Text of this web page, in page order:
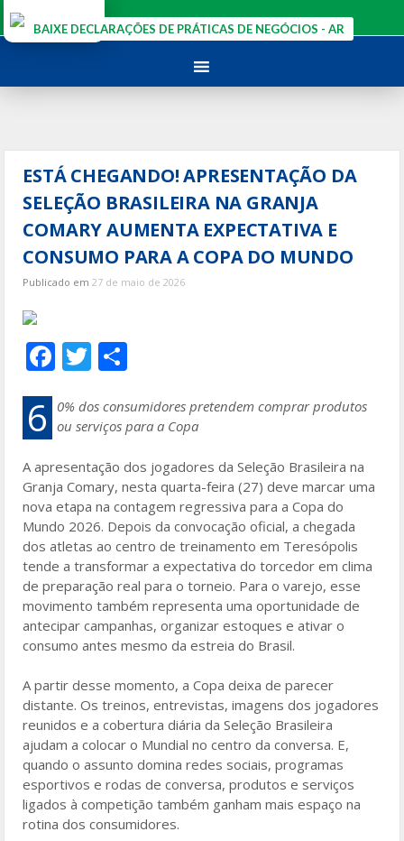
para
BAIXE DECLARAÇÕES DE PRÁTICAS DE NEGÓCIOS - AR
ESTÁ CHEGANDO! APRESENTAÇÃO DA
SELEÇÃO BRASILEIRA NA GRANJA
COMARY AUMENTA EXPECTATIVA E
CONSUMO PARA A COPA DO MUNDO
Publicado em27 de maio de 2026
F
ac
e
b
o
o
k
T
w
itt
er
ar
e
6
0% dos consumidores pretendem comprar produtos
ou serviços para a Copa
A apresentação dos jogadores da Seleção Brasileira na
Granja Comary, nesta quarta-feira (27) deve marcar uma
nova etapa na contagem regressiva para a Copa do
Mundo 2026. Depois da convocação oficial, a chegada
dos atletas ao centro de treinamento em Teresópolis
tende a transformar a expectativa do torcedor em clima
de preparação real para o torneio. Para o varejo, esse
movimento também representa uma oportunidade de
antecipar campanhas, organizar estoques e ativar o
consumo antes mesmo da estreia do Brasil.
A partir desse momento, a Copa deixa de parecer
distante. Os treinos, entrevistas, imagens dos jogadores
reunidos e a cobertura diária da Seleção Brasileira
ajudam a colocar o Mundial no centro da conversa. E,
quando o assunto domina redes sociais, programas
esportivos e rodas de conversa, produtos e serviços
ligados à competição também ganham mais espaço na
rotina dos consumidores.